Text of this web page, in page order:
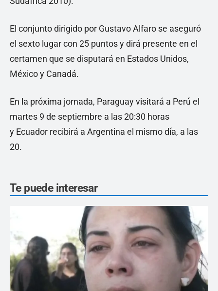
El conjunto dirigido por Gustavo Alfaro se aseguró
el sexto lugar con 25 puntos y dirá presente en el
certamen que se disputará en Estados Unidos,
México y Canadá.
En la próxima jornada, Paraguay visitará a Perú el
martes 9 de septiembre a las 20:30 horas
y Ecuador recibirá a Argentina el mismo día, a las
20.
Te puede interesar